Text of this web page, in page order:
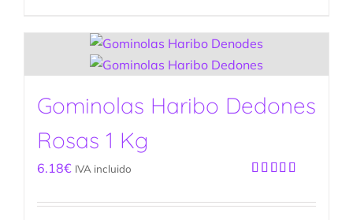
Gominolas Haribo Dedones
Rosas 1 Kg
con5.00de
6.18€ IVA incluido